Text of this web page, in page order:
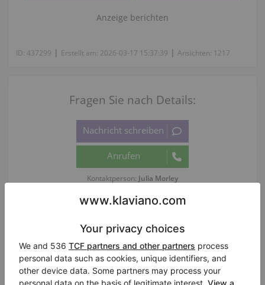
Anzeige berichten
ID: 437299 | Erstellt am: 2026-03-17 15:37:39 | Ansichten: 1217
Fragen Sie nach Details:
Kontaktperson: Julia Morley
Informationen über den Verkäufer :